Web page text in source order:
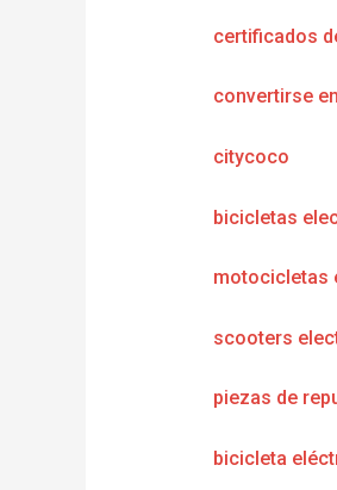
certificados
convertirse
citycoco
bicicletas
motocicletas
scooters
piezas de
bicicleta